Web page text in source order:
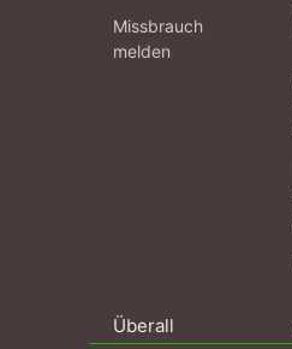
Missbrauch
melden
Überall